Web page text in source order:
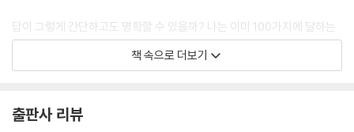
답이 그렇게 간단하고도 명확할 수 있을까? 나는 이미 100가지에 달하는
훨씬 더 복잡한 답을 고려하고 배제했었다. 아침에 눈을 뜨자마자 내게 찾
아온 간결한 해답은 이것이었다. 혹시 우리 어른들은 너무도 오랫동안 (적
들은 ‘사실 그 자체’를 인지할 수 있는 것이 분명했다. 아이들은 실제로 그
책 속으로 더보기
출판사 리뷰